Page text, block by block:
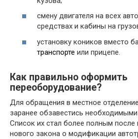
смену двигателя на всех
средствах и кабины на
установку коников вместо
транспорте или прицепе.
Как правильно оформить
переоборудование?
Для обращения в местное
заранее обзавестись
Список их стал более полным после
нового закона о модификации